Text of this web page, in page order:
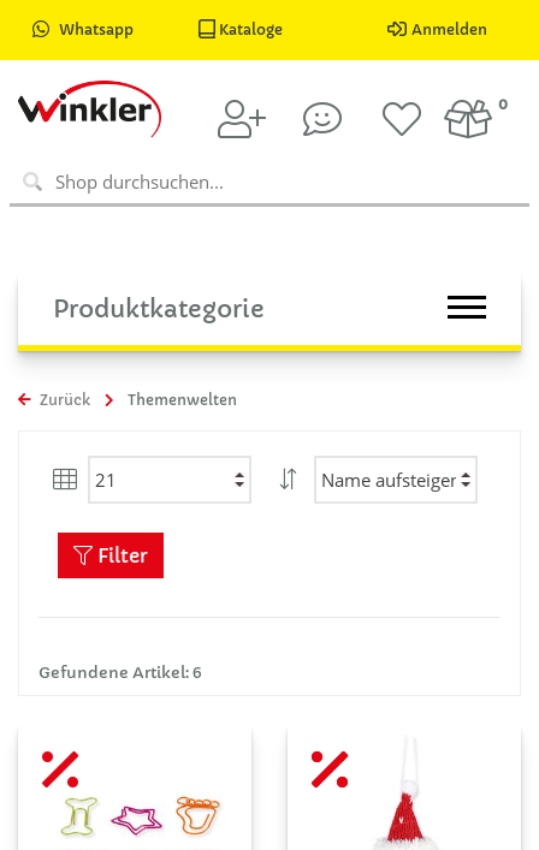
Whatsapp Kataloge Anmelden
0
Produktkategorie
Zurück Themenwelten
Gefundene Artikel: 6
Filter